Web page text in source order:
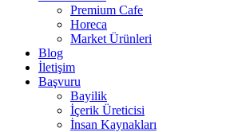
Premium Cafe
Horeca
Market Ürünleri
Blog
İletişim
Başvuru
Bayilik
İçerik Üreticisi
İnsan Kaynakları